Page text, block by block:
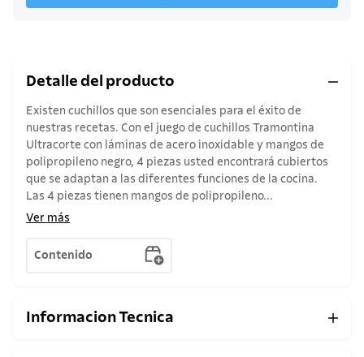
Detalle del producto
Existen cuchillos que son esenciales para el éxito de
nuestras recetas. Con el juego de cuchillos Tramontina
Ultracorte con láminas de acero inoxidable y mangos de
polipropileno negro, 4 piezas usted encontrará cubiertos
que se adaptan a las diferentes funciones de la cocina.
Las 4 piezas tienen mangos de polipropileno...
Ver más
Contenido
Informacion Tecnica